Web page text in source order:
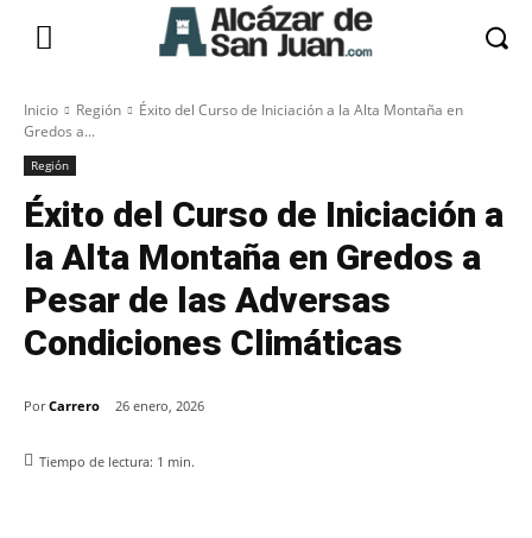
Inicio Región
Éxito del Curso de Iniciación a la Alta Montaña en
Gredos a...
Región
Éxito del Curso de Iniciación a
la Alta Montaña en Gredos a
Pesar de las Adversas
Condiciones Climáticas
Por Carrero 26 enero, 2026
Tiempo de lectura: 1 min.